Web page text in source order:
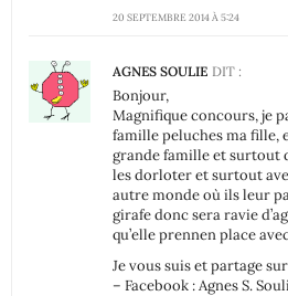
20 SEPTEMBRE 2014 À 5:24
AGNES SOULIE DIT :
Bonjour,
Magnifique concours, je
famille peluches ma fille,
grande famille et surtout
les dorloter et surtout
autre monde où ils leur
girafe donc sera ravie
qu’elle prennen place
Je vous suis et partage
– Facebook : Agnes S.